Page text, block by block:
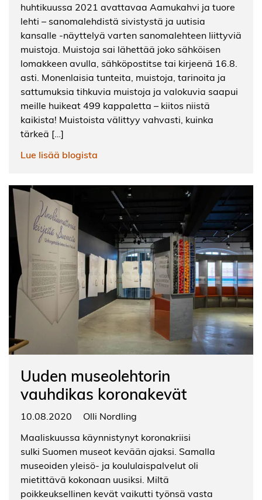
huhtikuussa 2021 avattavaa Aamukahvi ja tuore
lehti – sanomalehdistä sivistystä ja uutisia
kansalle -näyttelyä varten sanomalehteen liittyviä
muistoja. Muistoja sai lähettää joko sähköisen
lomakkeen avulla, sähköpostitse tai kirjeenä 16.8.
asti. Monenlaisia tunteita, muistoja, tarinoita ja
sattumuksia tihkuvia muistoja ja valokuvia saapui
meille huikeat 499 kappaletta – kiitos niistä
kaikista! Muistoista välittyy vahvasti, kuinka
tärkeä […]
Lue lisää blogista
Uuden museolehtorin
vauhdikas koronakevät
10.08.2020
Olli Nordling
Maaliskuussa käynnistynyt koronakriisi
sulki Suomen museot kevään ajaksi. Samalla
museoiden yleisö- ja koululaispalvelut oli
mietittävä kokonaan uusiksi. Miltä
poikkeuksellinen kevät vaikutti työnsä vasta